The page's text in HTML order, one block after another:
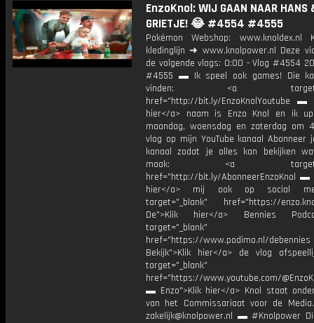
EnzoKnol: WIJ GAAN NAAR HANS
GRIETJE! 😂 #4554 #4555
Pokémon Webshop: www.knoldex.nl
kledinglijn ➜ www.knolpower.nl Deze
de volgende vlogs: 0:00 - Vlog #4554
#4555 ▬ Ik speel ook games! Die
vinden: <a
href="http://bit.ly/EnzoKnolYoutube ▬
hier</a> naam is Enzo Knol en ik
maandag, woensdag en zaterdag om
vlog op mijn YouTube kanaal Abonneer
kanaal zodat je alles kan bekijken
maak: <a
href="http://bit.ly/AbonneerEnzoKnol ▬
hier</a> mij ook op social
target="_blank" href="https://
De">Klik hier</a> Bennies
target="_blank"
href="https://www.podimo.nl/debennies
Bekijk">Klik hier</a> de vlog
target="_blank"
href="https://www.youtube.com/
▬ Enzo">Klik hier</a> Knol staat
van het Commissariaat voor de
zakelijk@knolpower.nl ▬ #Knolpower